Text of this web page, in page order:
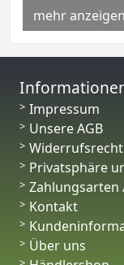
mehr anzeigen
Impressum
Unsere AGB
Privatsphäre
Zahlungsarten
Kontakt
Über uns